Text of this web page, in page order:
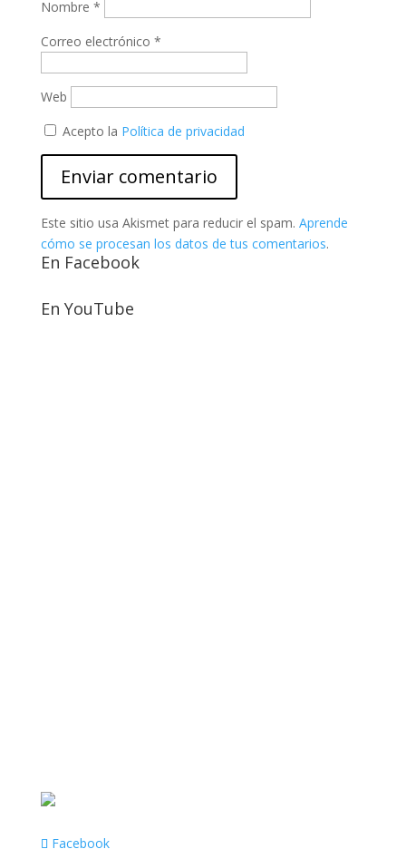
Nombre *
Correo electrónico *
Web
Acepto la Política de privacidad
Este sitio usa Akismet para reducir el spam. Aprende
cómo se procesan los datos de tus comentarios.
En Facebook
En YouTube
Facebook